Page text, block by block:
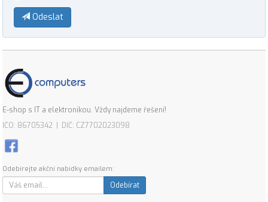
Odeslat
E-shop s IT a elektronikou. Vždy najdeme řešení!
IČO: 86705342 | DIČ: CZ7702023098
Odebírejte akční nabídky emailem:
Odebírat